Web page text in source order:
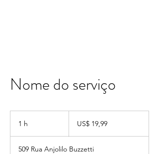
Nome do serviço
1 h
americanos
US$ 19,99
509 Rua Anjolilo Buzzetti